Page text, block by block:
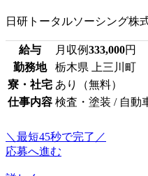
日研トータルソーシング株
給与 月収例333,000円
勤務地
栃木県 上三川町
寮・社宅 あり（無料）
仕事内容 検査・塗装 / 自動
＼最短45秒で完了／
応募へ進む